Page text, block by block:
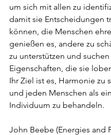
um sich mit allen zu
damit sie Entscheidungen
können, die Menschen
genießen es, andere zu
zu unterstützen und suchen
Eigenschaften, die sie
Ihr Ziel ist es, Harmonie zu
und jeden Menschen als
Individuum zu behandeln.
John Beebe (Energies and